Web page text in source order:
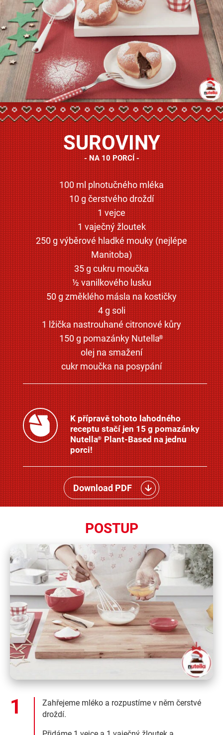
SUROVINY
NA 10 PORCÍ
100 ml plnotučného mléka
10 g čerstvého droždí
1 vejce
1 vaječný žloutek
250 g výběrové hladké mouky (nejlépe
Manitoba)
35 g cukru moučka
½ vanilkového lusku
50 g změklého másla na kostičky
4 g soli
1 lžička nastrouhané citronové kůry
150 g pomazánky Nutella®
olej na smažení
cukr moučka na posypání
K přípravě tohoto lahodného
receptu stačí jen 15 g pomazánky
Nutella® Plant-Based na jednu
porci!
Download PDF
POSTUP
Zahřejeme mléko a rozpustíme v něm čerstvé
droždí.